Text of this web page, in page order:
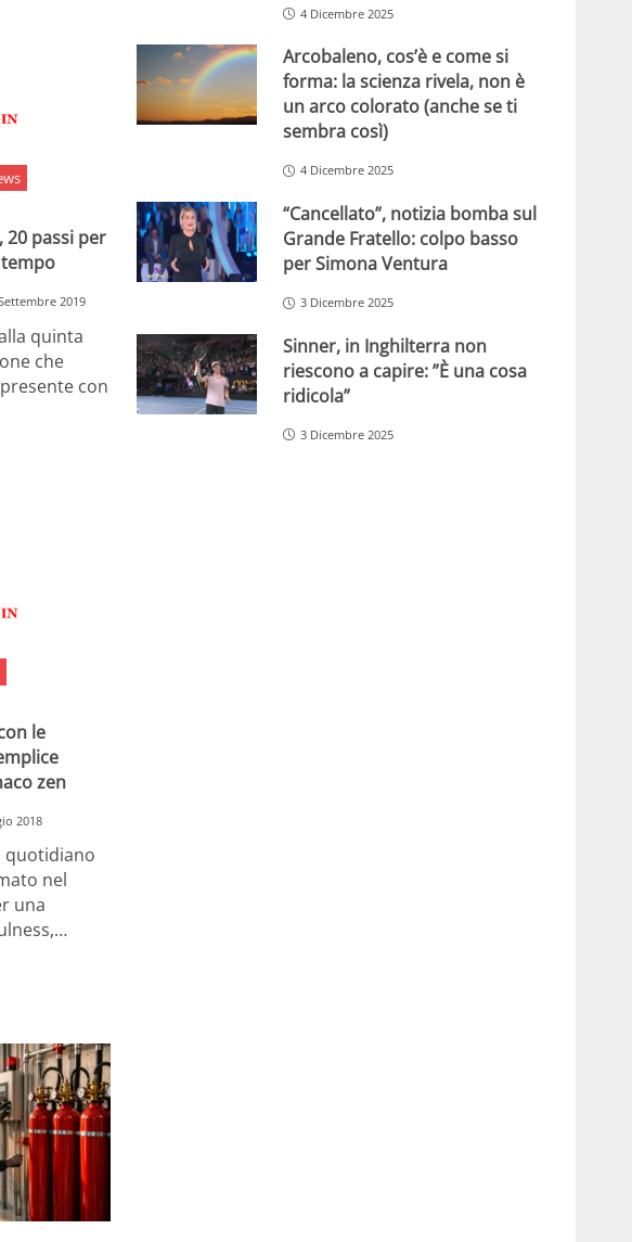
20 passi per
2019
quinta
che
con
le
zen
2018
quotidiano
nel
una
4 Dicembre 2025
Arcobaleno, cos’è e come si
forma: la scienza rivela, non è
un arco colorato (anche se ti
sembra così)
4 Dicembre 2025
“Cancellato”, notizia bomba sul
Grande Fratello: colpo basso
per Simona Ventura
3 Dicembre 2025
Sinner, in Inghilterra non
riescono a capire: ”È una cosa
ridicola”
3 Dicembre 2025